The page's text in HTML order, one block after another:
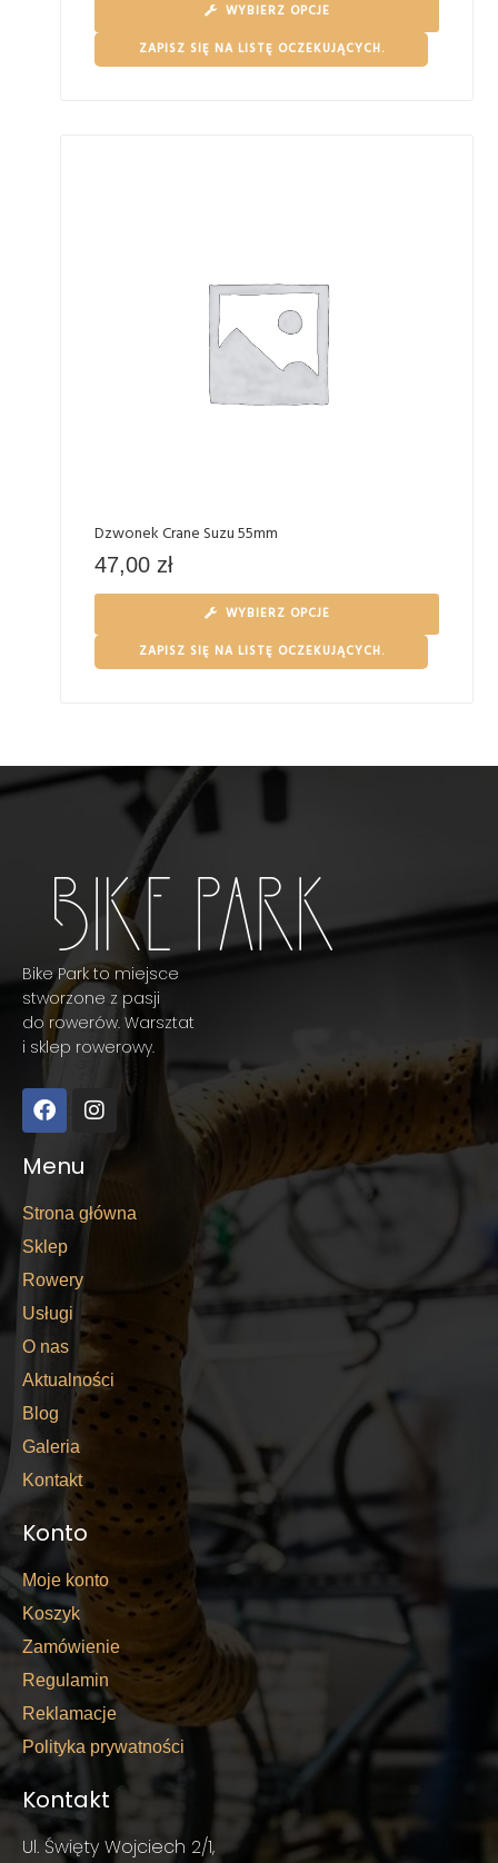
WYBIERZ OPCJE
ZAPISZ SIĘ NA LISTĘ OCZEKUJĄCYCH.
Dzwonek Crane Suzu 55mm
47,00 zł
WYBIERZ OPCJE
ZAPISZ SIĘ NA LISTĘ OCZEKUJĄCYCH.
Bike Park to miejsce
stworzone z pasji
do rowerów. Warsztat
i sklep rowerowy.
Menu
Strona główna
Sklep
Rowery
Usługi
O nas
Aktualności
Blog
Galeria
Kontakt
Konto
Moje konto
Koszyk
Zamówienie
Regulamin
Reklamacje
Polityka prywatności
Kontakt
Ul. Święty Wojciech 2/1,